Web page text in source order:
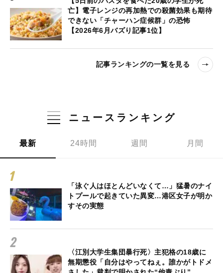
亡】電子レンジの再加熱での殺菌効果も期待
できない「チャーハン症候群」の恐怖
【2026年6月バズり記事1位】
記事ランキングの一覧を見る
ニュースランキング
最新 24時間 週間 月間
「泳ぐ人はほとんどいなくて…」猛暑のナイ
トプールで起きていた異変…港区女子が明か
すその実態
〈江別大学生集団暴行死〉主犯格の18歳に
無期懲役「自分はやってねぇ。誰かがトドメ